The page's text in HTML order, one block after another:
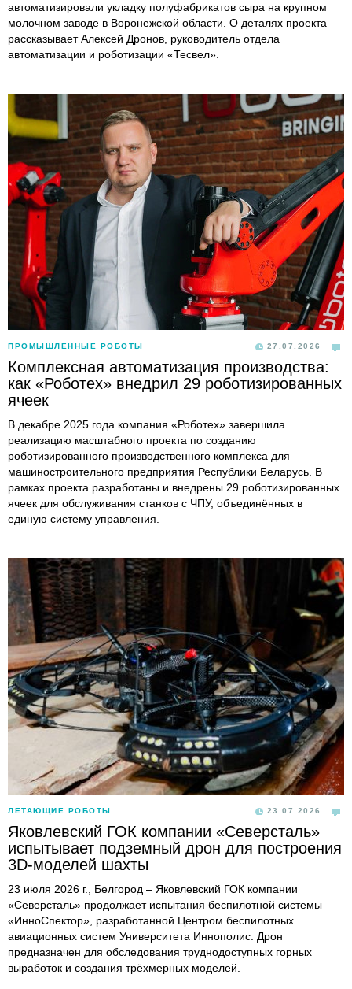
автоматизировали укладку полуфабрикатов сыра на крупном
молочном заводе в Воронежской области. О деталях проекта
рассказывает Алексей Дронов, руководитель отдела
автоматизации и роботизации «Тесвел».
ПРОМЫШЛЕННЫЕ РОБОТЫ 27.07.2026
Комплексная автоматизация производства:
как «Роботех» внедрил 29 роботизированных
ячеек
В декабре 2025 года компания «Роботех» завершила
реализацию масштабного проекта по созданию
роботизированного производственного комплекса для
машиностроительного предприятия Республики Беларусь. В
рамках проекта разработаны и внедрены 29 роботизированных
ячеек для обслуживания станков с ЧПУ, объединённых в
единую систему управления.
ЛЕТАЮЩИЕ РОБОТЫ 23.07.2026
Яковлевский ГОК компании «Северсталь»
испытывает подземный дрон для построения
3D-моделей шахты
23 июля 2026 г., Белгород – Яковлевский ГОК компании
«Северсталь» продолжает испытания беспилотной системы
«ИнноСпектор», разработанной Центром беспилотных
авиационных систем Университета Иннополис. Дрон
предназначен для обследования труднодоступных горных
выработок и создания трёхмерных моделей.